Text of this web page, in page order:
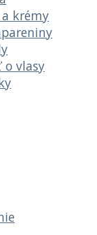
krémy
o vlasy